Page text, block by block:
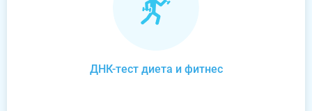
ДНК-тест диета и фитнес